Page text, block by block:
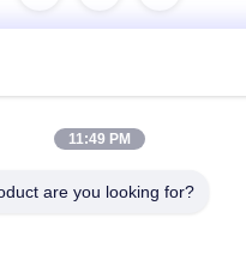
11:49 PM
are you looking for?